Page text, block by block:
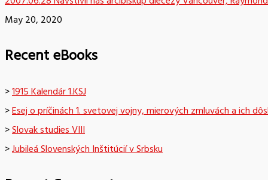
May 20, 2020
Recent eBooks
>1915 Kalendár 1.KSJ
>Esej o príčinách 1. svetovej vojny, mierových zmluvách a ich
>Slovak studies VIII
>Jubileá Slovenských Inštitúcií v Srbsku